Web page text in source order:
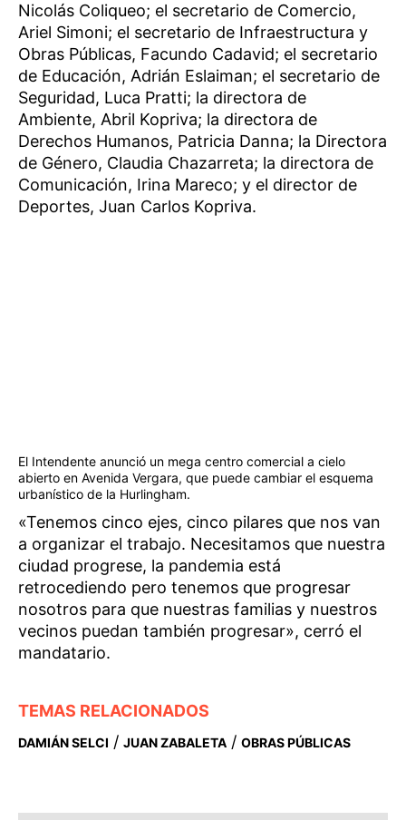
Nicolás Coliqueo; el secretario de Comercio,
Ariel Simoni; el secretario de Infraestructura y
Obras Públicas, Facundo Cadavid; el secretario
de Educación, Adrián Eslaiman; el secretario de
Seguridad, Luca Pratti; la directora de
Ambiente, Abril Kopriva; la directora de
Derechos Humanos, Patricia Danna; la Directora
de Género, Claudia Chazarreta; la directora de
Comunicación, Irina Mareco; y el director de
Deportes, Juan Carlos Kopriva.
El Intendente anunció un mega centro comercial a cielo
abierto en Avenida Vergara, que puede cambiar el esquema
urbanístico de la Hurlingham.
«Tenemos cinco ejes, cinco pilares que nos van
a organizar el trabajo. Necesitamos que nuestra
ciudad progrese, la pandemia está
retrocediendo pero tenemos que progresar
nosotros para que nuestras familias y nuestros
vecinos puedan también progresar», cerró el
mandatario.
TEMAS RELACIONADOS
DAMIÁN SELCI / JUAN ZABALETA / OBRAS PÚBLICAS